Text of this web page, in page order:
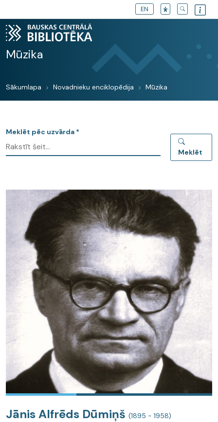
EN
Mūzika
Sākumlapa Novadnieku enciklopēdija Mūzika
Meklēt pēc uzvārda *
Meklēt
Jānis Alfrēds Dūmiņš (1895 - 1958)